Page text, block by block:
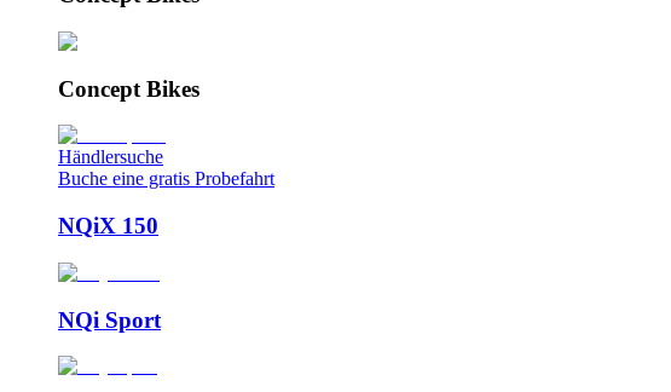
Concept Bikes
Händlersuche
Buche eine gratis Probefahrt
NQiX 150
NQi Sport